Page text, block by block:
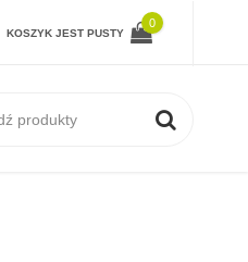
KOSZYK JEST PUSTY
0
MORSKIE MUCHA